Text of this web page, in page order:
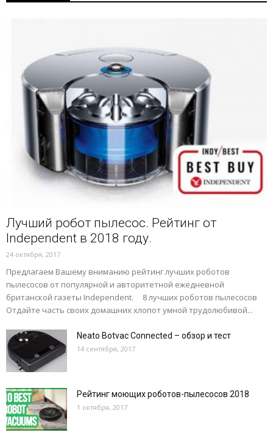
Лучший робот пылесос. Рейтинг от
Independent в 2018 году.
24 октября, 2017
Предлагаем Вашему вниманию рейтинг лучших роботов
пылесосов от популярной и авторитетной ежедневной
британской газеты Independent. 8 лучших роботов пылесосов
Отдайте часть своих домашних хлопот умной трудолюбивой...
Neato Botvac Connected – обзор и тест
14 сентября, 2017
Рейтинг моющих роботов-пылесосов 2018
1 октября, 2017